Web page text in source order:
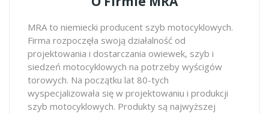
MRA to niemiecki producent szyb motocyklowych.
Firma rozpoczęła swoją działalność od
projektowania i dostarczania owiewek, szyb i
siedzeń motocyklowych na potrzeby wyścigów
torowych. Na początku lat 80-tych
wyspecjalizowała się w projektowaniu i produkcji
szyb motocyklowych. Produkty są najwyższej